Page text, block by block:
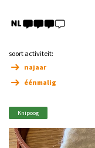
soort activiteit:
najaar
éénmalig
Knipoog